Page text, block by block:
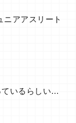
ニアアスリート
ているらしい…